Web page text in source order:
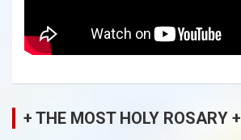
+ THE MOST HOLY ROSARY +